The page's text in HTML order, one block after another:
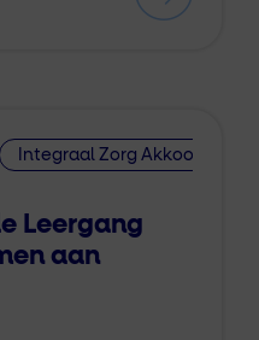
Integraal Zorg Akkoord
Leergang
aan